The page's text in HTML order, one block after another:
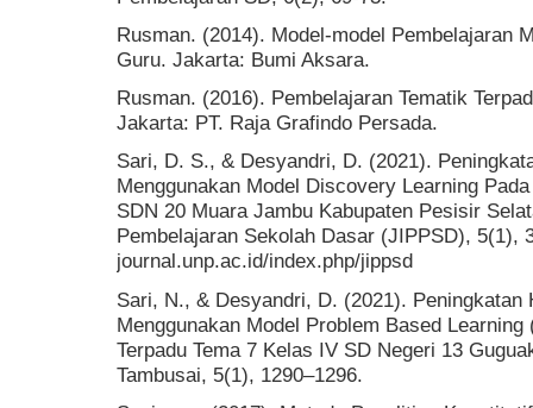
Rusman. (2014). Model-model Pembelajaran
Guru. Jakarta: Bumi Aksara.
Rusman. (2016). Pembelajaran Tematik
Jakarta: PT. Raja Grafindo Persada.
Sari, D. S., & Desyandri, D. (2021).
Menggunakan Model Discovery Learning
SDN 20 Muara Jambu Kabupaten Pesisir
Pembelajaran Sekolah Dasar (JIPPSD), 5(1),
journal.unp.ac.id/index.php/jippsd
Sari, N., & Desyandri, D. (2021).
Menggunakan Model Problem Based
Terpadu Tema 7 Kelas IV SD Negeri 13
Tambusai, 5(1), 1290–1296.